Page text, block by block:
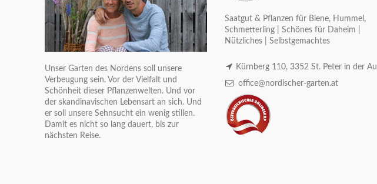
Unser Garten des Nordens soll unsere
Verbeugung sein. Vor der Vielfalt und
Schönheit dieser Pflanzenwelten. Und vor
der skandinavischen Lebensart an sich. Und
er soll unsere Sehnsucht ein wenig stillen.
Damit es nicht so lang dauert, bis zur
nächsten Reise.
Saatgut & Pflanzen für Biene, Hummel,
Schmetterling | Schönes für Daheim |
Nützliches | Selbstgemachtes
Kürnberg 110, 3352 St. Peter in der Au
office@nordischer-garten.at